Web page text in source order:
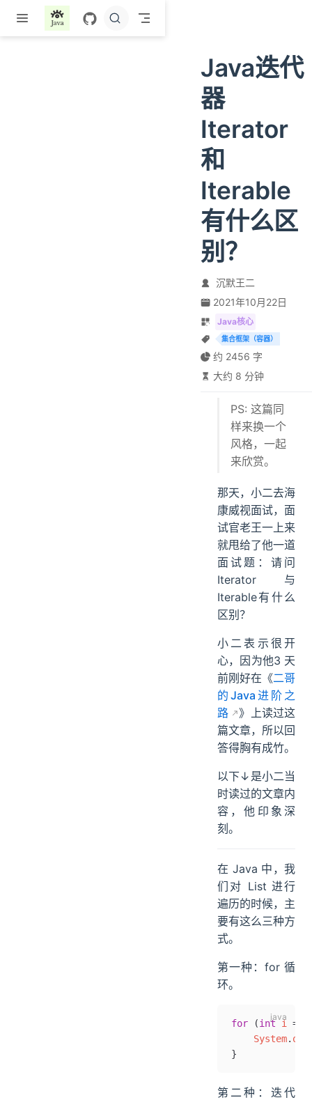
跳至主要內容
Java迭代
器
Iterator
和
Iterable
有什么区
别？
沉默王二
2021年10月22日
Java核心
集合框架（容器）
约 2456 字
大约 8 分钟
PS: 这篇同
样来换一个
风格，一起
来欣赏。
那天，小二去海
康威视面试，面
试官老王一上来
就甩给了他一道
面试题：请问
Iterator与
Iterable有什么
区别？
小二表示很开
心，因为他3 天
前刚好在《二哥
的Java进阶之
路
》上读过这
篇文章，所以回
答得胸有成竹。
以下↓是小二当
时读过的文章内
容，他印象深
刻。
在 Java 中，我
们对 List 进行
遍历的时候，主
要有这么三种方
式。
第一种：for 循
环。
for (int i =
    System
. out
}
第二种：迭代